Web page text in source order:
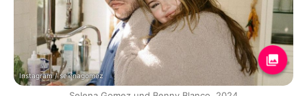
Instagram / selenagomez